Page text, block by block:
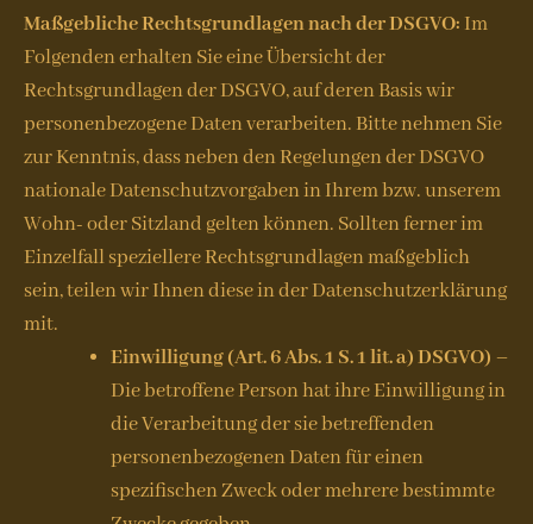
Maßgebliche Rechtsgrundlagen nach der DSGVO: Im
Folgenden erhalten Sie eine Übersicht der
Rechtsgrundlagen der DSGVO, auf deren Basis wir
personenbezogene Daten verarbeiten. Bitte nehmen Sie
zur Kenntnis, dass neben den Regelungen der DSGVO
nationale Datenschutzvorgaben in Ihrem bzw. unserem
Wohn- oder Sitzland gelten können. Sollten ferner im
Einzelfall speziellere Rechtsgrundlagen maßgeblich
sein, teilen wir Ihnen diese in der Datenschutzerklärung
mit.
Einwilligung (Art. 6 Abs. 1 S. 1 lit. a) DSGVO) –
Die betroffene Person hat ihre Einwilligung in
die Verarbeitung der sie betreffenden
personenbezogenen Daten für einen
spezifischen Zweck oder mehrere bestimmte